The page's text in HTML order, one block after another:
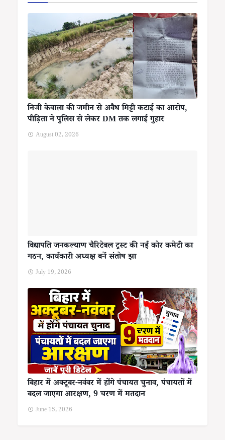
निजी केवाला की जमीन से अवैध मिट्टी कटाई का आरोप,
पीड़िता ने पुलिस से लेकर DM तक लगाई गुहार
August 02, 2026
विद्यापति जनकल्याण चैरिटेबल ट्रस्ट की नई कोर कमेटी का
गठन, कार्यकारी अध्यक्ष बनें संतोष झा
July 19, 2026
बिहार में अक्टूबर-नवंबर में होंगे पंचायत चुनाव, पंचायतों में
बदल जाएगा आरक्षण, 9 चरण में मतदान
June 15, 2026